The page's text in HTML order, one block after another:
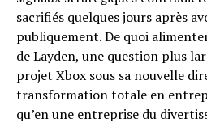
sacrifiés quelques jours après
publiquement. De quoi
de Layden, une question plus
projet Xbox sous sa nouvelle
transformation totale en
qu’en une entreprise du